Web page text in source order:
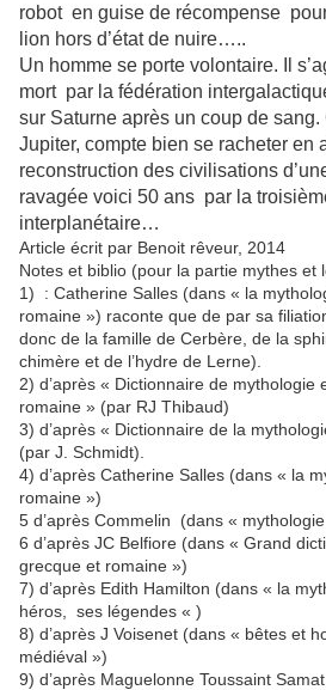
robot en guise de récompense
lion hors d’état de nuire…..
Un homme se porte volontaire. Il
mort par la fédération
sur Saturne après un coup de
Jupiter, compte bien se racheter en
reconstruction des civilisations
ravagée voici 50 ans par la
interplanétaire…
Article écrit par Benoit rêveur, 2014
Notes et biblio (pour la partie mythes et
1) : Catherine Salles (dans « la
romaine ») raconte que de par sa
donc de la famille de Cerbère, de la
chimère et de l’hydre de Lerne).
2) d’après « Dictionnaire de mythologie
romaine » (par RJ Thibaud)
3) d’après « Dictionnaire de la
(par J. Schmidt).
4) d’après Catherine Salles (dans « la
romaine »)
5 d’après Commelin (dans «
6 d’après JC Belfiore (dans « Grand
grecque et romaine »)
7) d’après Edith Hamilton (dans « la
héros, ses légendes « )
8) d’après J Voisenet (dans « bêtes et
médiéval »)
9) d’après Maguelonne Toussaint